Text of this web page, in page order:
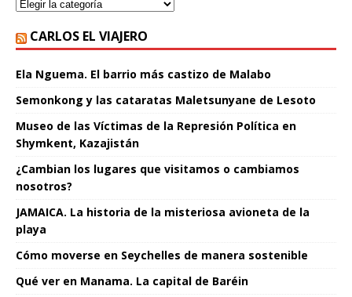
CARLOS EL VIAJERO
Ela Nguema. El barrio más castizo de Malabo
Semonkong y las cataratas Maletsunyane de Lesoto
Museo de las Víctimas de la Represión Política en
Shymkent, Kazajistán
¿Cambian los lugares que visitamos o cambiamos
nosotros?
JAMAICA. La historia de la misteriosa avioneta de la
playa
Cómo moverse en Seychelles de manera sostenible
Qué ver en Manama. La capital de Baréin